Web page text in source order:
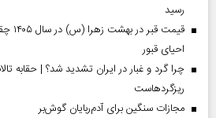
رسید
احیای قبور
چرا گرد و غبار در ایران تشدید شد؟ | حقابه
ریزگردهاست
مجازات سنگین برای آدم‌ربایان گوش‌بر